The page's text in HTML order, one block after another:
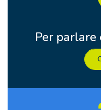
Per parlare